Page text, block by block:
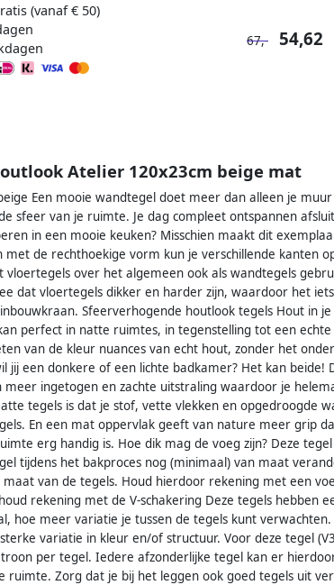
(vanaf € 50)
67,- 54,62
Atelier 120x23cm beige mat
Een mooie wandtegel doet meer dan alleen je
sfeer van je ruimte. Je dag compleet ontspannen
in een mooie keuken? Misschien maakt dit
met de rechthoekige vorm kun je verschillende kanten
over het algemeen ook als wandtegels
dat vloertegels dikker en harder zijn, waardoor het
Sfeerverhogende houtlook tegels Hout in
perfect in natte ruimtes, in tegenstelling tot een echte
van de kleur nuances van echt hout, zonder het
jij een donkere of een lichte badkamer? Het kan beide!
ingetogen en zachte uitstraling waardoor je
tegels is dat je stof, vette vlekken en opgedroogde
En een mat oppervlak geeft van nature meer grip
erg handig is. Hoe dik mag de voeg zijn? Deze
tijdens het bakproces nog (minimaal) van maat
maat van de tegels. Houd hierdoor rekening met een
rekening met de V-schakering Deze tegels hebben
hoe meer variatie je tussen de tegels kunt
variatie in kleur en/of structuur. Voor deze tegel
per tegel. Iedere afzonderlijke tegel kan er
Zorg dat je bij het leggen ook goed tegels uit